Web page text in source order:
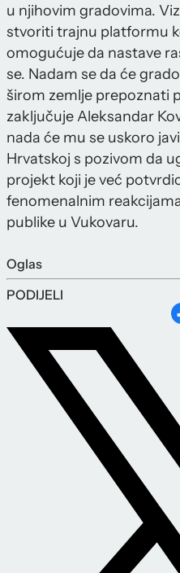
u njihovim gradovima.
stvoriti trajnu platformu
omogućuje da nastave
se. Nadam se da će
širom zemlje prepoznati
zaključuje Aleksandar
nada će mu se uskoro
Hrvatskoj s pozivom da
projekt koji je već
fenomenalnim
publike u Vukovaru.
Oglas
PODIJELI